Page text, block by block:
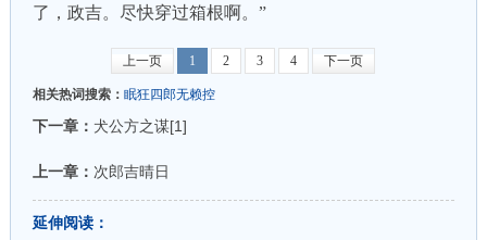
了，政吉。尽快穿过箱根啊。”
上一页 1 2 3 4 下一页
相关热词搜索： 眠狂四郎无赖控
下一章： 犬公方之谋[1]
上一章： 次郎吉晴日
延伸阅读：